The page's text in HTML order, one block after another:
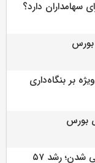
بر بنگاه‌داری
بیمه پارسیان در آستانه 10 همتی شدن؛ رشد ۵۷